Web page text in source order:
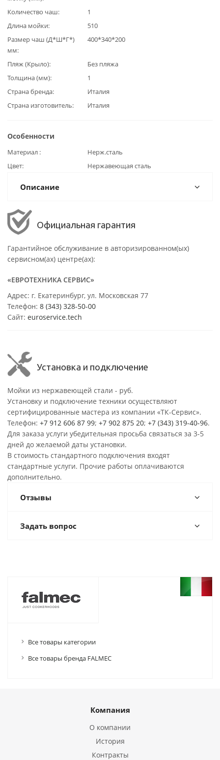
Количество чаш
1
Длина мойки
510
Размер чаш (Д*Ш*Г*)
мм
400*340*200
Пляж (Крыло)
Без пляжа
Толщина (мм)
1
Страна бренда
Италия
Страна изготовитель
Италия
Особенности
Материал
Нерж.сталь
Цвет
Нержавеющая сталь
Описание
Официальная гарантия
Гарантийное обслуживание в авторизированном(ых)
сервисном(ах) центре(ах):
«ЕВРОТЕХНИКА СЕРВИС»
Адрес: г. Екатеринбург, ул. Московская 77
Телефон: 8 (343) 328-50-00
Сайт: euroservice.tech
Установка и подключение
Мойки из нержавеющей стали - руб.
Установку и подключение техники осуществляют
сертифицированные мастера из компании «ТК-Сервис».
Телефон: +7 912 606 87 99; +7 902 875 20; +7 (343) 319-40-96.
Для заказа услуги убедительная просьба связаться за 3-5
дней до желаемой даты установки.
В стоимость стандартного подключения входят
стандартные услуги. Прочие работы оплачиваются
дополнительно.
Отзывы
Задать вопрос
Все товары категории
Все товары бренда FALMEC
Компания
О компании
История
Контракты